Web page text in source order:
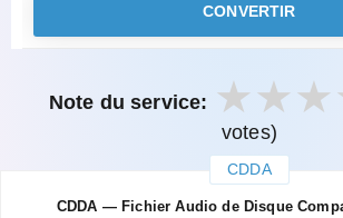
CONVERTIR
Note du service:
votes)
CDDA
CDDA — Fichier Audio de Disque